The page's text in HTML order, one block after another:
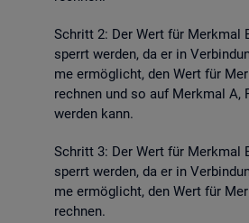
Schritt 2: Der Wert für Merk­mal
sperrt wer­den, da er in
me er­mög­licht, den Wert für
rech­nen und so auf Merk­mal A,
wer­den kann.
Schritt 3: Der Wert für Merk­mal
sperrt wer­den, da er in
me er­mög­licht, den Wert für
rech­nen.